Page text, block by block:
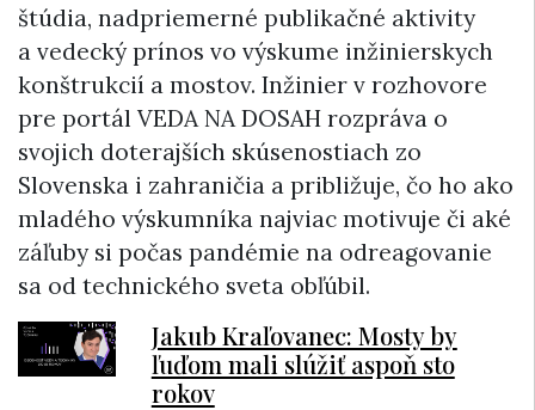
štúdia, nadpriemerné publikačné aktivity
a vedecký prínos vo výskume inžinierskych
konštrukcií a mostov. Inžinier v rozhovore
pre portál VEDA NA DOSAH rozpráva o
svojich doterajších skúsenostiach zo
Slovenska i zahraničia a približuje, čo ho ako
mladého výskumníka najviac motivuje či aké
záľuby si počas pandémie na odreagovanie
sa od technického sveta obľúbil.
Jakub Kraľovanec: Mosty by
ľuďom mali slúžiť aspoň sto
rokov